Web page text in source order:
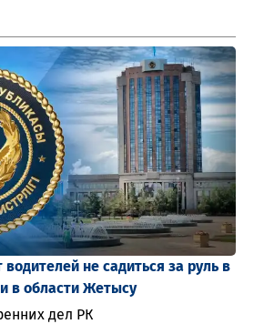
не садиться за руль в
в области Жетысу
дел РК